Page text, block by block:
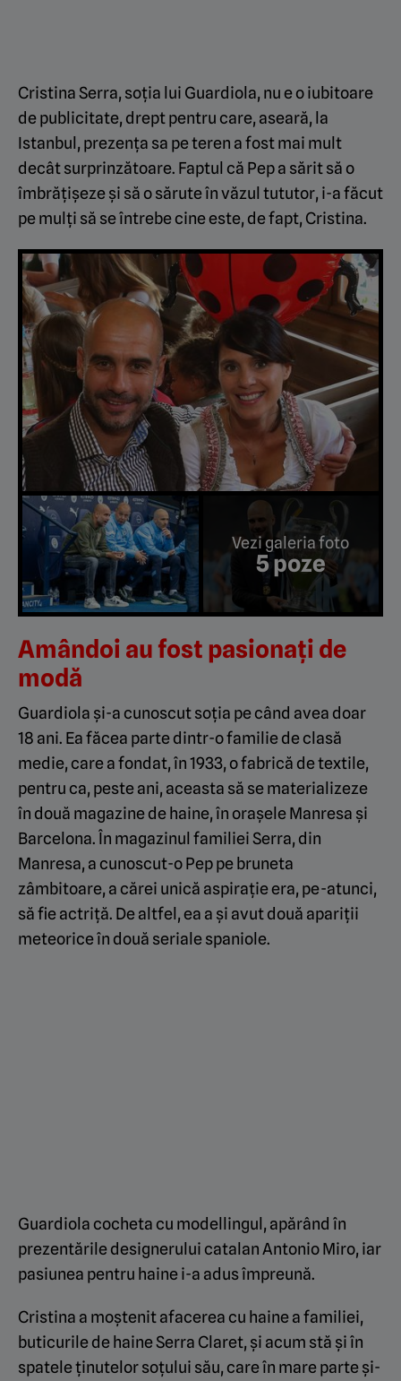
Cristina Serra, soția lui Guardiola, nu e o iubitoare
de publicitate, drept pentru care, aseară, la
Istanbul, prezența sa pe teren a fost mai mult
decât surprinzătoare. Faptul că Pep a sărit să o
îmbrățișeze și să o sărute în văzul tututor, i-a făcut
pe mulți să se întrebe cine este, de fapt, Cristina.
Vezi galeria foto
5 poze
Amândoi au fost pasionați de
modă
Guardiola şi-a cunoscut soţia pe când avea doar
18 ani. Ea făcea parte dintr-o familie de clasă
medie, care a fondat, în 1933, o fabrică de textile,
pentru ca, peste ani, aceasta să se materializeze
în două magazine de haine, în oraşele Manresa şi
Barcelona. În magazinul familiei Serra, din
Manresa, a cunoscut-o Pep pe bruneta
zâmbitoare, a cărei unică aspiraţie era, pe-atunci,
să fie actriţă. De altfel, ea a și avut două apariții
meteorice în două seriale spaniole.
Guardiola cocheta cu modellingul, apărând în
prezentările designerului catalan Antonio Miro, iar
pasiunea pentru haine i-a adus împreună.
Cristina a moştenit afacerea cu haine a familiei,
buticurile de haine Serra Claret, şi acum stă și în
spatele ţinutelor soţului său, care în mare parte și-